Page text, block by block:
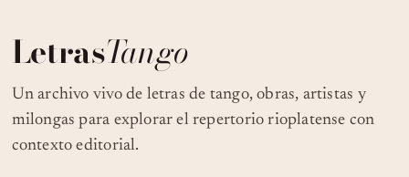
LetrasTango
Un archivo vivo de letras de tango, obras, artistas y
milongas para explorar el repertorio rioplatense con
contexto editorial.